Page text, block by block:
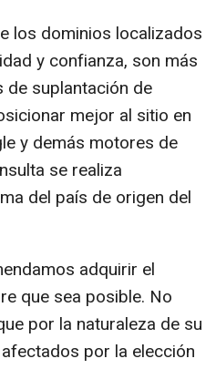
los dominios localizados
y confianza, son más
de suplantación de
mejor al sitio en
y demás motores de
se realiza
del país de origen del
adquirir el
que sea posible. No
por la naturaleza de su
por la elección